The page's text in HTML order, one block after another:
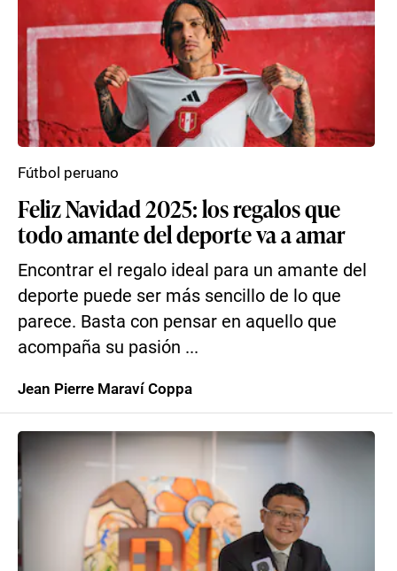
Feliz Navidad 2025: los regalos que
todo amante del deporte va a amar
Encontrar el regalo ideal para un amante del
deporte puede ser más sencillo de lo que
parece. Basta con pensar en aquello que
acompaña su pasión ...
Fútbol peruano
Jean Pierre Maraví Coppa